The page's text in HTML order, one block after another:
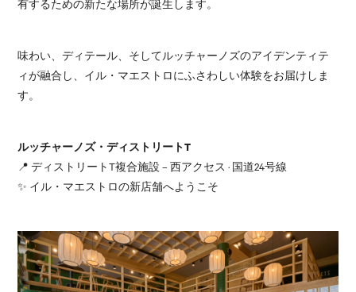
有するための新たな場所が誕生します。
味わい、ディテール、そしてルッチャーノズのアイデンティテ
ィが融合し、イル・マエストロにふさわしい体験をお届けしま
す。
ルッチャーノズ・ディストリートT
📍 ディストリートT複合施設 – 西アクセス · 国道24号線
✨ イル・マエストロの新店舗へようこそ